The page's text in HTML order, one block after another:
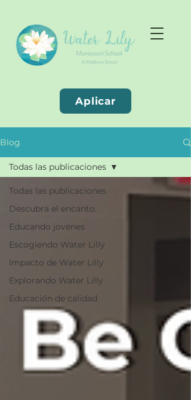
Aplicar
Blog
Todas las publicaciones
Descubra el encanto
Educando jovenes
Escogiendo Water Lilly
Impacto de Water Lilly
Explorando Water Lilly
Educación de calidad
Todas las publicaciones